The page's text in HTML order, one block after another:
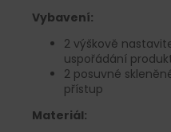
Vybavení:
2 výškově
uspořádání
2 posuvné
přístup
Materiál: